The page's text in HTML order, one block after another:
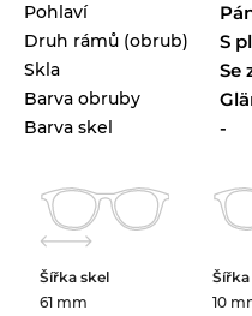
Pohlaví
Druh rámů (obrub) S
Skla Se
Barva obruby
Barva skel -
Šířka skel
61 mm
10